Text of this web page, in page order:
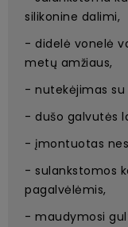
silikonine dalimi,
- didelė vonelė
metų amžiaus,
- nutekėjimas su
- dušo galvutės
- įmontuotas
- sulankstomos
pagalvėlėmis,
- maudymosi